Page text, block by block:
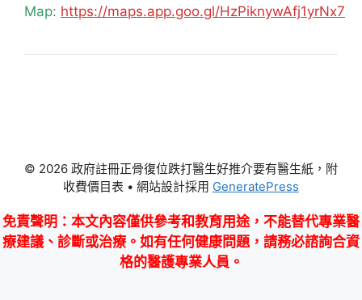
Map: https://maps.app.goo.gl/HzPiknywAfj1yrNx7
© 2026 政府註冊正骨復位跌打醫生好推介要有醫生紙，附
收費價目表 • 網站設計採用 GeneratePress
免責聲明 ：本文內容僅供參考和教育用途，不能替代專業醫
療建議、診斷或治療。如有任何健康問題，請務必諮詢合資
格的醫護專業人員。